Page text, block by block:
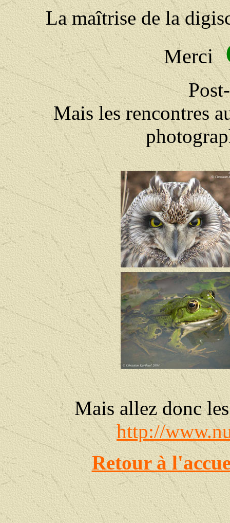
La maîtrise de la
Merci
Mais les rencontres
Mais allez donc
http://
Retour à